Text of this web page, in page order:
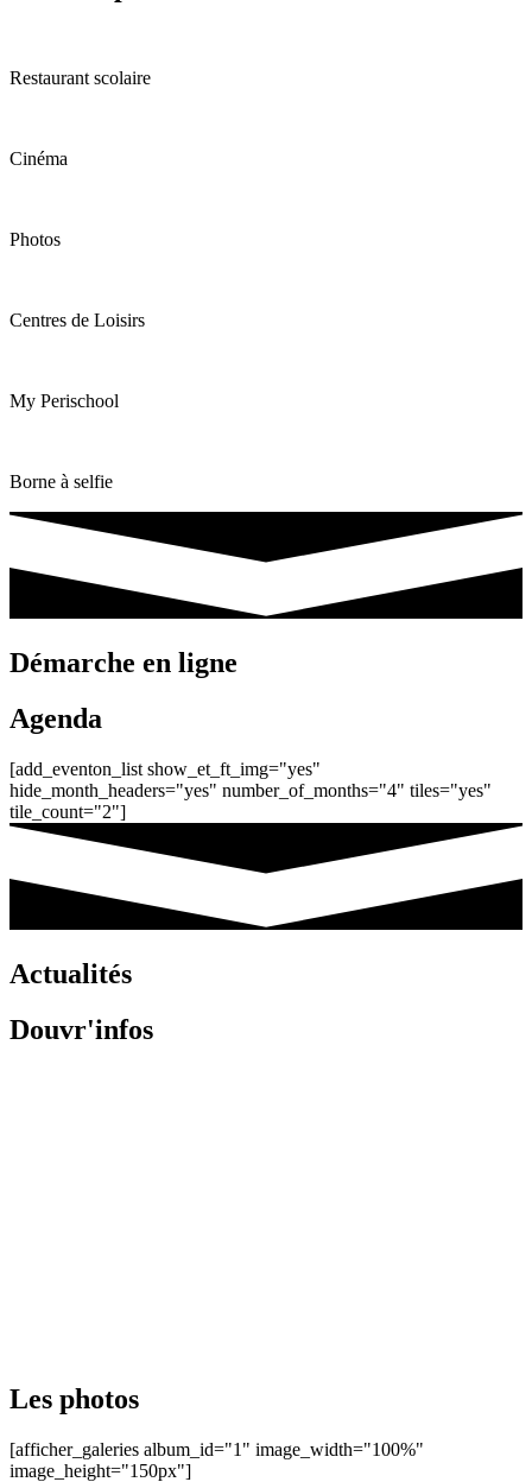
Restaurant scolaire
Cinéma
Photos
Centres de Loisirs
My Perischool
Borne à selfie
Démarche en ligne
Agenda
[add_eventon_list show_et_ft_img="yes"
hide_month_headers="yes" number_of_months="4" tiles="yes"
tile_count="2"]
Actualités
Douvr'infos
Les photos
[afficher_galeries album_id="1" image_width="100%"
image_height="150px"]